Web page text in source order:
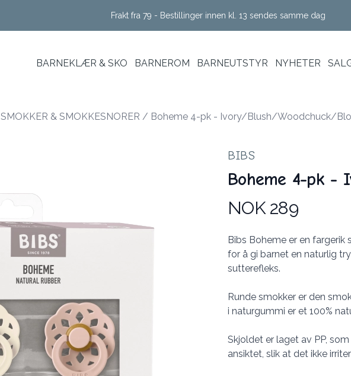
Frakt fra 79 - Bestillinger innen kl. 13 sendes samme dag
BARNEKLÆR & SKO BARNEROM BARNEUTSTYR NYHETER
SMOKKER & SMOKKESNORER / Boheme 4-pk - Ivory/Blush/Woodchuck/
BIBS
Boheme 4-pk -
Produktdetaljer
NOK 289
Description
Bibs Boheme er en
for å gi barnet en naturlig
sutterefleks.
Runde smokker er den
i naturgummi er et 100%
Skjoldet er laget av PP,
ansiktet, slik at det ikke